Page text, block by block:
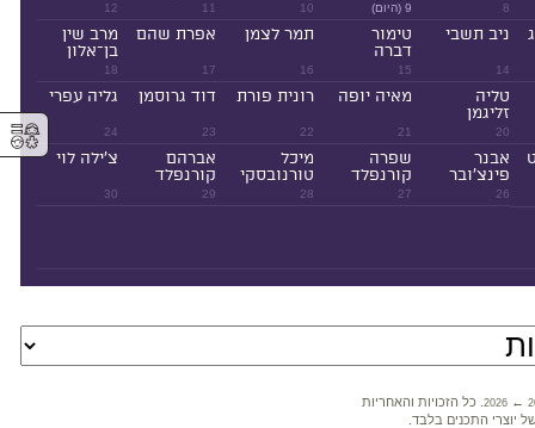
8 9 (היום) 10
11
12
14
ניב תשבי
15
טימור
דברה
16
תמר לצמן
17
אפרת שהם
18
מרב שין
בן־אלון
20
טליה
זליגמן
21
מאיה יופה
22
רונית פורת
23
דוד גרוסמן
24
גליה עפרי
26
אבנר
פינצ'ובר
27
שפרה
קורנפלד
28
מיכל
טורנובסקי
29
אברהם
קורנפלד
30
צ'ילה לוי
2026 ←
. כל הזכויות והאחריות
יוצרי התכנים בלבד.
⚥︎